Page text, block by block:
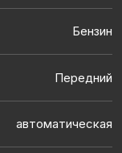
Бензин
Передний
автоматическая